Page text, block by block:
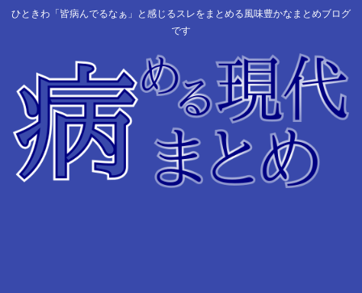
ひときわ「皆病んでるなぁ」と感じるスレをまとめる風味豊かなまとめブログ
です